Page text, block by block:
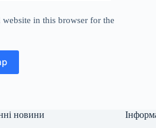
website in this browser for the
новини